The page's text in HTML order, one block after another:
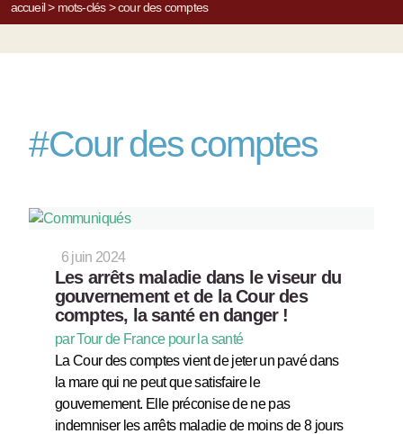
accueil> mots-clés> cour des comptes
#Cour des comptes
6 juin 2024
Les arrêts maladie dans le viseur du
gouvernement et de la Cour des
comptes, la santé en danger !
par Tour de France pour la santé
La Cour des comptes vient de jeter un pavé dans
la mare qui ne peut que satisfaire le
gouvernement. Elle préconise de ne pas
indemniser les arrêts maladie de moins de 8 jours